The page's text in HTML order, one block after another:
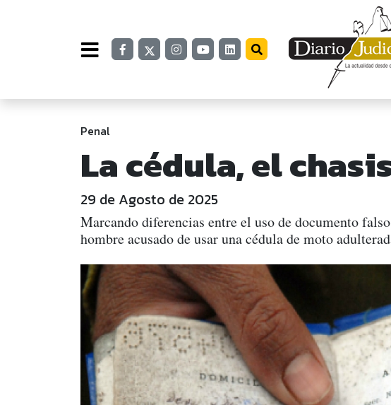
Penal
La cédula, el
29 de Agosto de 2025
Marcando diferencias entre el uso de documento
hombre acusado de usar una cédula de moto